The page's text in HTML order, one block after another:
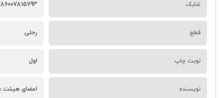
شابک
قطع رحلی
نوبت چاپ اول
نویسنده اعضای هیئت